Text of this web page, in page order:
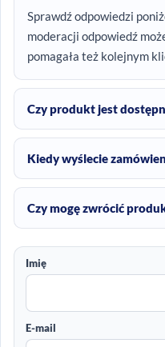
Sprawdź odpowiedzi
moderacji odpowiedź
pomagała też kolejnym
Czy produkt jest
Kiedy wyślecie
Czy mogę zwrócić
Imię
E-mail